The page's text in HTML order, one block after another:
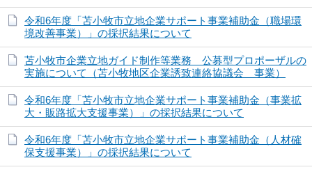
令和6年度「苫小牧市立地企業サポート事業補助金（職場環
境改善事業）」の採択結果について
苫小牧市企業立地ガイド制作等業務 公募型プロポーザルの
実施について（苫小牧地区企業誘致連絡協議会 事業）
令和6年度「苫小牧市立地企業サポート事業補助金（事業拡
大・販路拡大支援事業）」の採択結果について
令和6年度「苫小牧市立地企業サポート事業補助金（人材確
保支援事業）」の採択結果について